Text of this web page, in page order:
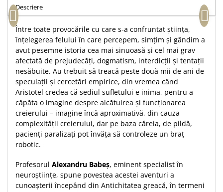
Teologie
A doua venire
Apologetica
Dogmatica
Istoria Bisericii
Misiune
Viata crestina
Contemporaneitate
Devotional
Diverse
Lupta Spirituala
Schimbarea caracterului
Slujire
Suferinta
Descriere
Între toate provocările cu care s-a confruntat știința,
înțelegerea felului în care percepem, simțim și gândim a
avut pesemne istoria cea mai sinuoasă și cel mai grav
afectată de prejudecăți, dogmatism, interdicții și tentații
nesăbuite. Au trebuit să treacă peste două mii de ani de
speculații și cercetări empirice, din vremea când
Aristotel credea că sediul sufletului e inima, pentru a
căpăta o imagine despre alcătuirea și funcționarea
creierului – imagine încă aproximativă, din cauza
complexității creierului, dar pe baza căreia, de pildă,
pacienți paralizați pot învăța să controleze un braț
robotic.
Profesorul Alexandru Babeș, eminent specialist în
neuroștiințe, spune povestea acestei aventuri a
cunoașterii începând din Antichitatea greacă, în termeni